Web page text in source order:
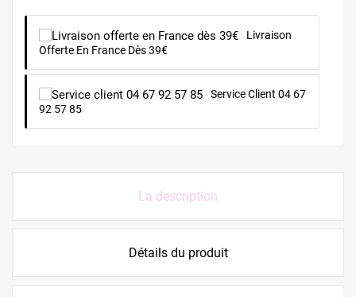
Livraison
Offerte En France Dès 39€
Service Client 04 67
92 57 85
La description
Détails du produit